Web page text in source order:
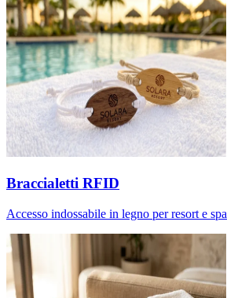
Braccialetti RFID
Accesso indossabile in legno per resort e spa